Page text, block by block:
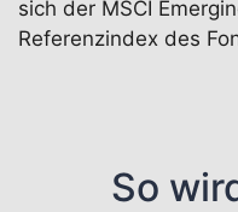
sich der MSCI
Referenzindex des
So